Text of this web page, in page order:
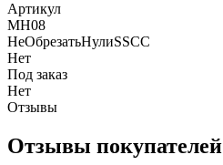
Артикул
MH08
НеОбрезатьНулиSSCC
Нет
Под заказ
Нет
Отзывы
Отзывы покупателей